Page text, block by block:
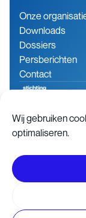
Wij gebruiken
optimaliseren.
Onze
Downloads
Dossiers
Persberichten
Contact
Baron de
2719 EN